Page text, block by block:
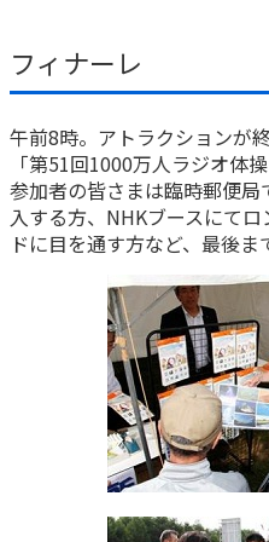
フィナーレ
午前8時。アトラクションが
「第51回1000万人ラジオ体
参加者の皆さまは臨時郵便
入する方、NHKブースにて
ドに目を通す方など、最後ま